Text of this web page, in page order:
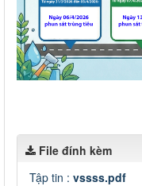
File đính kèm
Tập tin : vssss.pdf